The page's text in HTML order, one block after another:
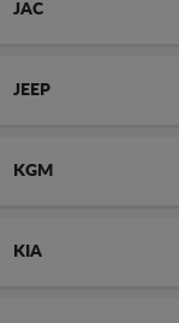
JAC
JEEP
KGM
KIA